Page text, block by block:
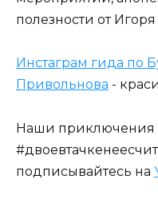
полезности от
Инстаграм гида по
Привольнова -
Наши приключения
подписывайтесь на